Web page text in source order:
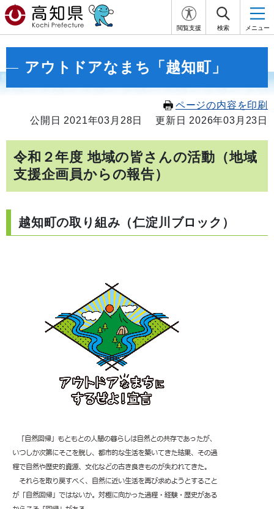
閲覧支援 検索 メニュー
アウトドアなまち「越知町」
ページの内容を印刷
公開日 2021年03月28日
更新日 2026年03月23日
令和２年度 地域の皆さんの活動（地域
支援企画員からの報告）
越知町の取り組み（仁淀川ブロック）